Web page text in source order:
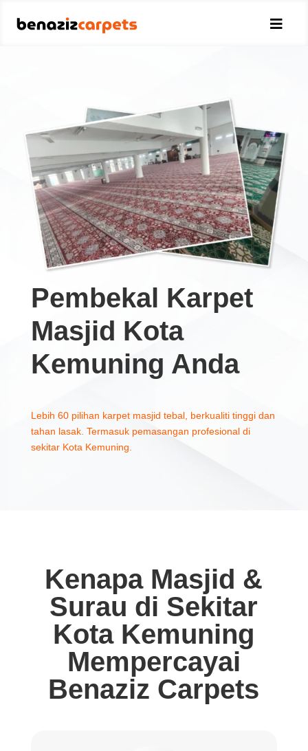

Pembekal Karpet
Masjid Kota
Kemuning Anda
Lebih 60 pilihan karpet masjid tebal, berkualiti tinggi dan
tahan lasak. Termasuk pemasangan profesional di
sekitar Kota Kemuning.
Kenapa Masjid &
Surau di Sekitar
Kota Kemuning
Mempercayai
Benaziz Carpets